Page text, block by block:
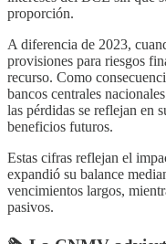
proporción.
A diferencia de 2023,
provisiones para riesgos
recurso. Como
bancos centrales
las pérdidas se reflejan en
beneficios futuros.
Estas cifras reflejan el
expandió su balance
vencimientos largos,
pasivos.